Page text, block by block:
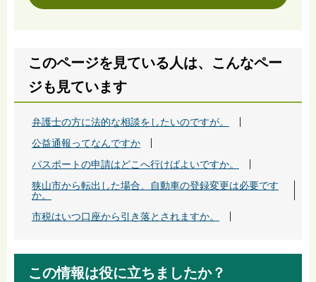
このページを見ている人は、こんなペー
ジも見ています
弁護士の方に法的な相談をしたいのですが。
公益通報ってなんですか
パスポートの申請はどこへ行けばよいですか。
狭山市から転出した場合、自動車の登録変更は必要です
か。
市税はいつ口座から引き落とされますか。
この情報は役に立ちましたか？